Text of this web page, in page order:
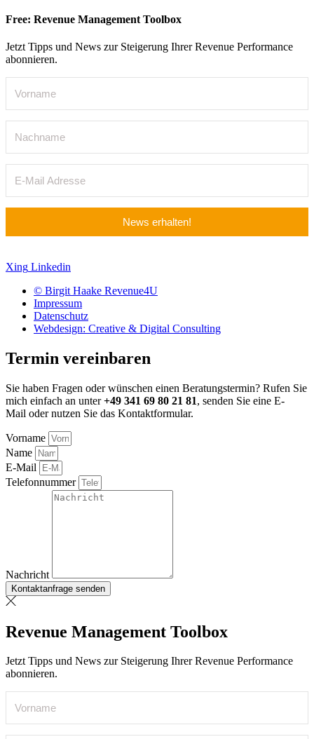
Free: Revenue Management Toolbox
Jetzt Tipps und News zur Steigerung Ihrer Revenue Performance
abonnieren.
News erhalten!
Xing Linkedin
© Birgit Haake Revenue4U
Impressum
Datenschutz
Webdesign: Creative & Digital Consulting
Termin vereinbaren
Sie haben Fragen oder wünschen einen Beratungstermin? Rufen Sie
mich einfach an unter+49 341 69 80 21 81, senden Sie eine E-
Mail oder nutzen Sie das Kontaktformular.
Vorname
Name
E-Mail
Telefonnummer
Nachricht
Kontaktanfrage senden
Revenue Management Toolbox
Jetzt Tipps und News zur Steigerung Ihrer Revenue Performance
abonnieren.